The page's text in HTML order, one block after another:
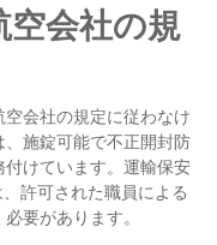
会社の規
会社の規定に従わなけ
施錠可能で不正開封防
けています。運輸保安
許可された職員による
要があります。